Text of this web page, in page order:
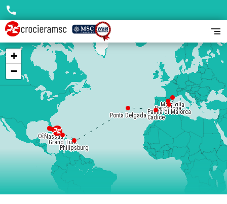
Miami
Grand Turk
Ocean Cay
Nassau
Miami
Philipsburg
Ponta DelgadaCadice
Palma di Maiorca
Marsiglia
Barcellona
+
−
call
segment